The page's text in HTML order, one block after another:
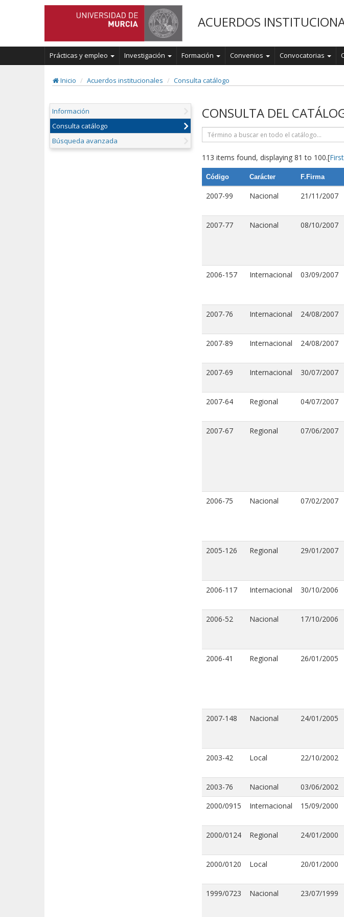
ACUERDOS
Prácticas y empleo Investigación Formación Convenios Convocatorias
Inicio Acuerdos institucionales Consulta catálogo
Información
Consulta catálogo
Búsqueda avanzada
CONSULTA DEL
113 items found, displaying 81 to 100.[First
Código Carácter F.Firma
2007-99 Nacional 21/11/2007
2007-77 Nacional 08/10/2007
2006-157 Internacional 03/09/2007
2007-76 Internacional 24/08/2007
2007-89 Internacional 24/08/2007
2007-69 Internacional 30/07/2007
2007-64 Regional 04/07/2007
2007-67 Regional 07/06/2007
2006-75 Nacional 07/02/2007
2005-126 Regional 29/01/2007
2006-117 Internacional 30/10/2006
2006-52 Nacional 17/10/2006
2006-41 Regional 26/01/2005
2007-148 Nacional 24/01/2005
2003-42 Local 22/10/2002
2003-76 Nacional 03/06/2002
2000/0915 Internacional 15/09/2000
2000/0124 Regional 24/01/2000
2000/0120 Local 20/01/2000
1999/0723 Nacional 23/07/1999